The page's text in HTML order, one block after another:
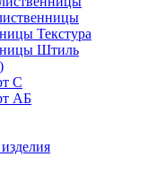
Текстура
Штиль
С
АБ